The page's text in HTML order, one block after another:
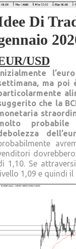
Di
USD
ma
che la
1,10. Se
1,09 e quindi